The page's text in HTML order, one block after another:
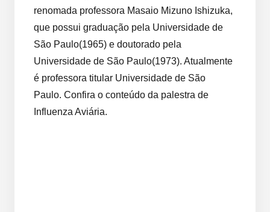
renomada professora Masaio Mizuno Ishizuka,
que possui graduação pela Universidade de
São Paulo(1965) e doutorado pela
Universidade de São Paulo(1973). Atualmente
é professora titular Universidade de São
Paulo. Confira o conteúdo da palestra de
Influenza Aviária.